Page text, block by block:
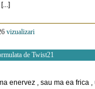
vizualizari
de Twist21
enervez , sau ma ea frica